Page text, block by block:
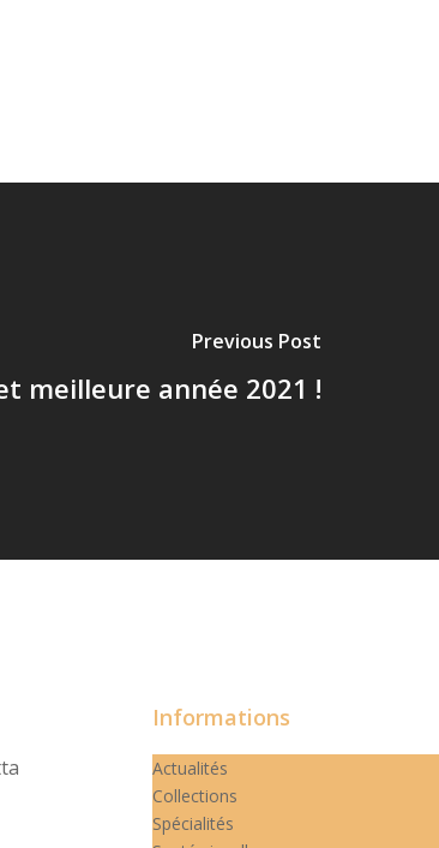
Previous Post
meilleure année 2021 !
Informations
Actualités
Collections
Spécialités